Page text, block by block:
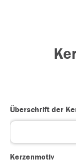
Überschrift der
Kerzenmotiv